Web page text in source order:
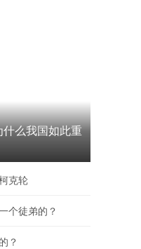
地里走来，半个港圈都为
么我国如此重
克轮
个徒弟的？
？